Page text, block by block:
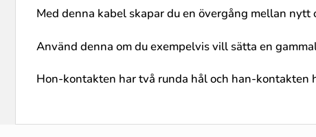
Med denna kabel skapar du en övergång mellan
Använd denna om du exempelvis vill sätta en
Hon-kontakten har två runda hål och han-